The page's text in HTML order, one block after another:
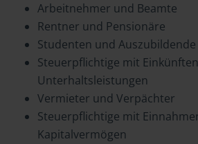
Arbeitnehmer und Beamte
Rentner und Pensionäre
Studenten und Auszubildende
Steuerpflichtige mit
Unterhaltsleistungen
Vermieter und Verpächter
Steuerpflichtige mit
Kapitalvermögen